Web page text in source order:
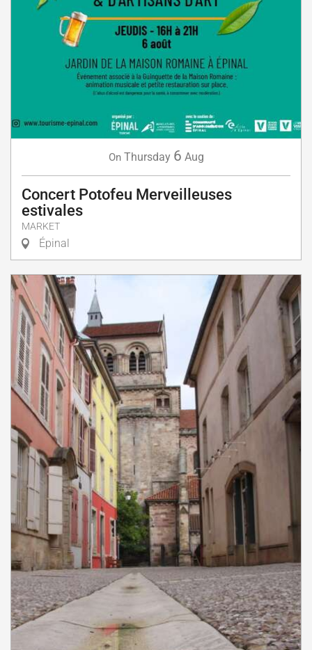
On Thursday 6 Aug
Concert Potofeu Merveilleuses
estivales
MARKET
Épinal